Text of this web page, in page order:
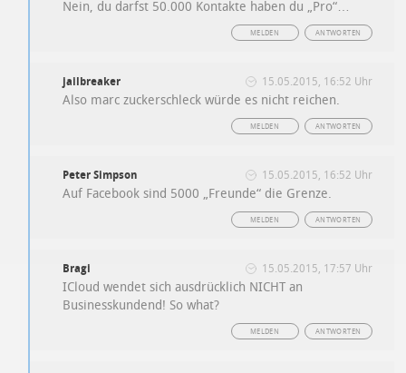
Nein, du darfst 50.000 Kontakte haben du „Pro“…
ANTWORTEN
MELDEN
jailbreaker 15.05.2015, 16:52 Uhr
Also marc zuckerschleck würde es nicht reichen.
ANTWORTEN
MELDEN
Peter Simpson 15.05.2015, 16:52 Uhr
Auf Facebook sind 5000 „Freunde“ die Grenze.
ANTWORTEN
MELDEN
Bragi 15.05.2015, 17:57 Uhr
ICloud wendet sich ausdrücklich NICHT an
Businesskundend! So what?
ANTWORTEN
MELDEN